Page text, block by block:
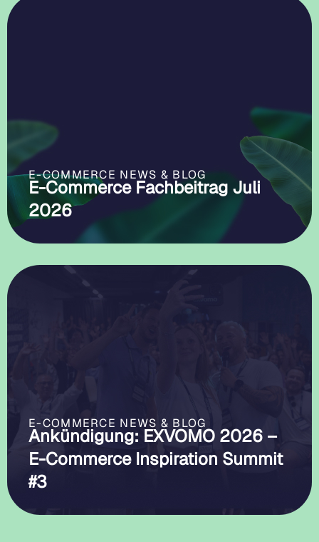
E-COMMERCE NEWS & BLOG
E-Commerce Fachbeitrag Juli
2026
E-COMMERCE NEWS & BLOG
Ankündigung: EXVOMO 2026 –
E-Commerce Inspiration Summit
#3